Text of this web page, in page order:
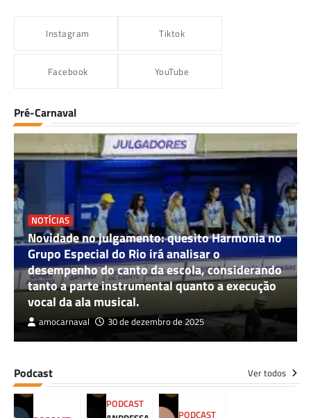
Instagram Tiktok
Facebook YouTube
Pré-Carnaval
NOTÍCIAS
Novidade no julgamento: quesito Harmonia no
Grupo Especial do Rio irá analisar o
desempenho do canto da escola, considerando
tanto a parte instrumental quanto a execução
vocal da ala musical.
amocarnaval 30 de dezembro de 2025
Podcast Ver todos
PODCAST
PODCAST